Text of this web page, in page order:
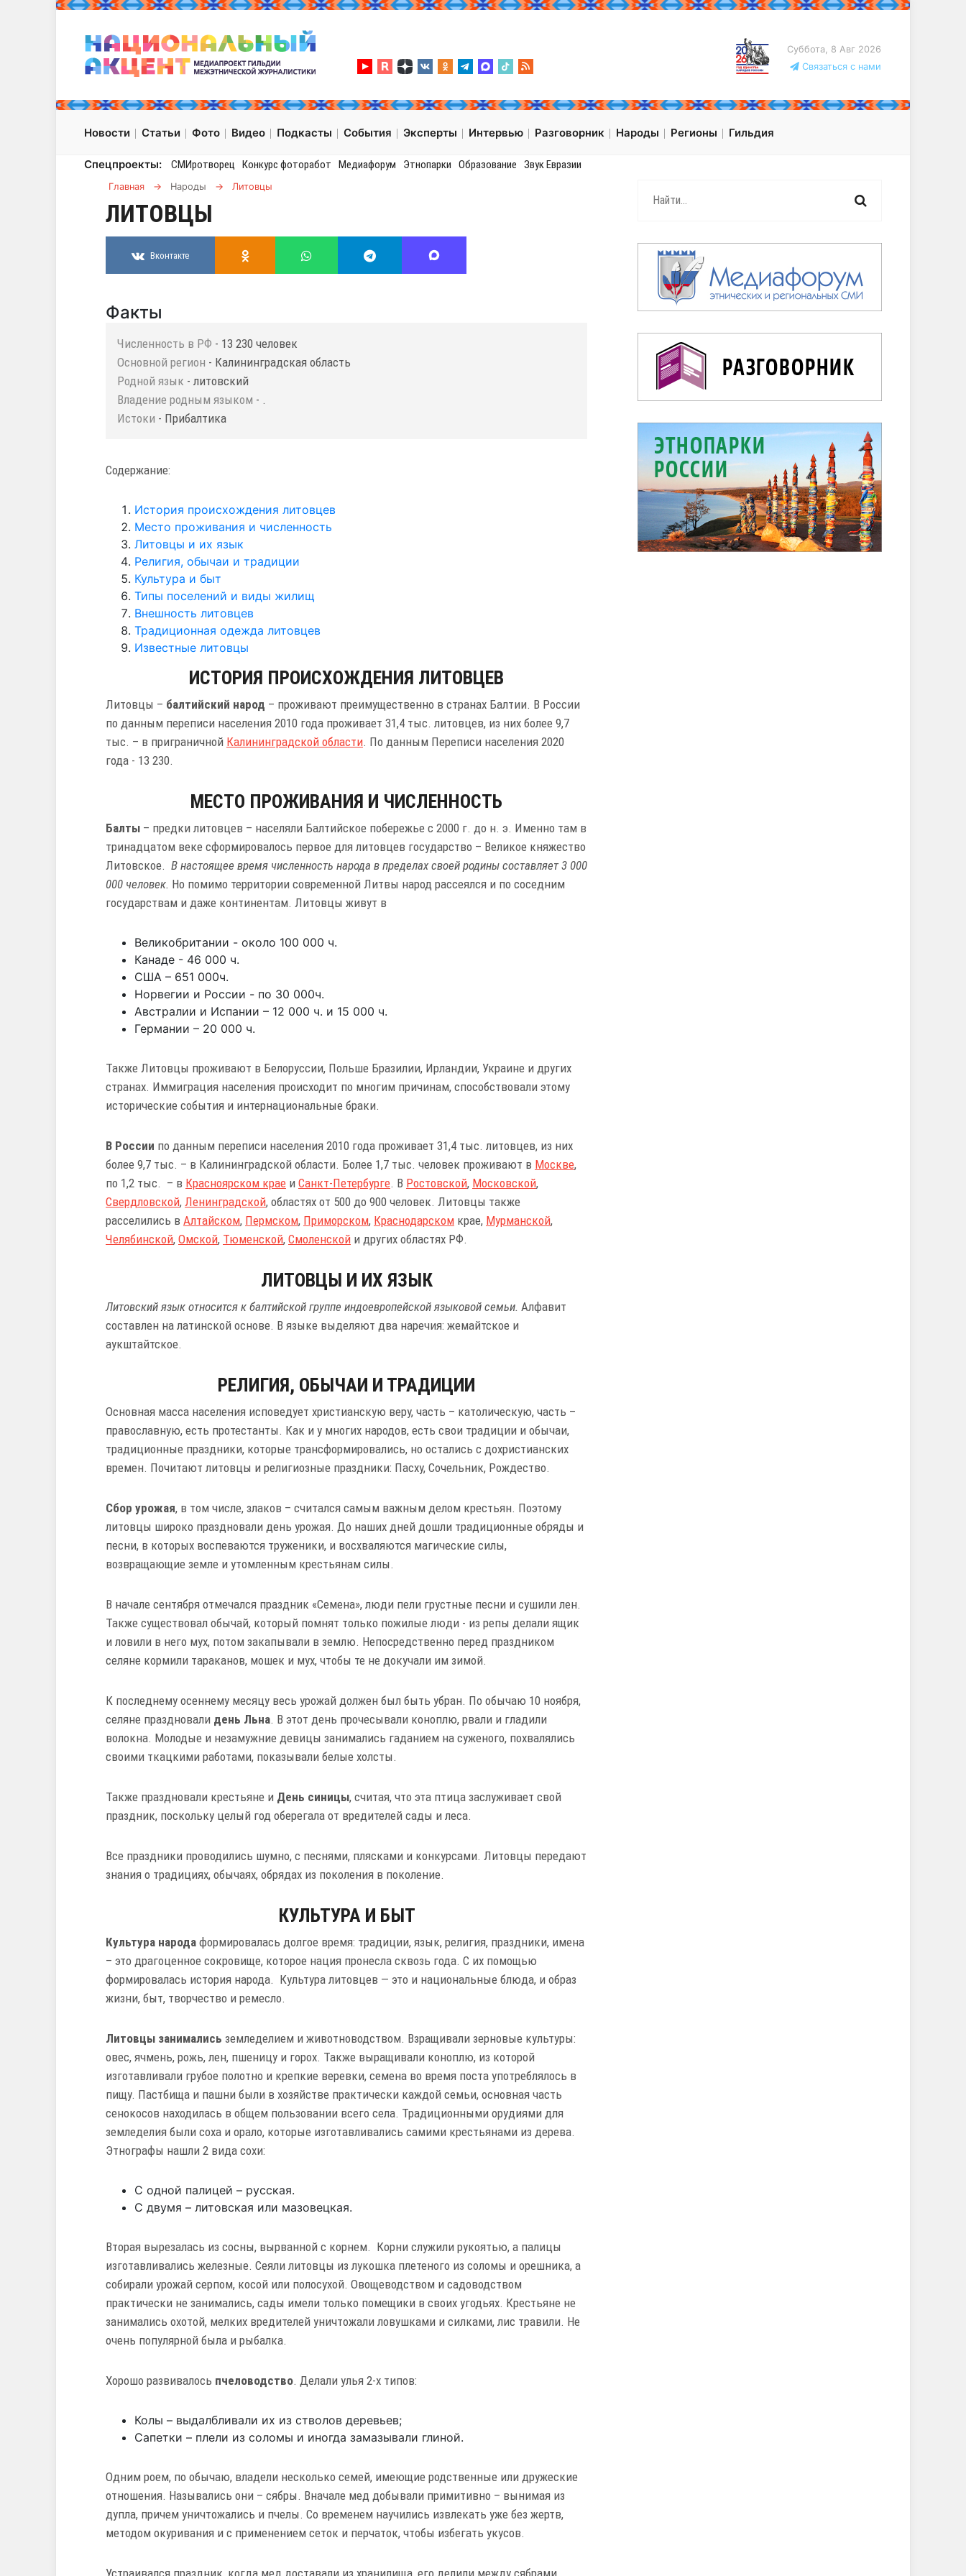
Суббота, 8 Авг 2026
Связаться с нами
Новости Статьи Фото Видео Подкасты События Эксперты Интервью Разговорник Народы Регионы Гильдия
Спецпроекты: СМИротворец Конкурс фоторабот Медиафорум Этнопарки Образование Звук Евразии
Главная → Народы → Литовцы
ЛИТОВЦЫ
Вконтакте
Факты
Численность в РФ - 13 230 человек
Основной регион - Калининградская область
Родной язык - литовский
Владение родным языком - .
Истоки - Прибалтика
Содержание:
История происхождения литовцев
Место проживания и численность
Литовцы и их язык
Религия, обычаи и традиции
Культура и быт
Типы поселений и виды жилищ
Внешность литовцев
Традиционная одежда литовцев
Известные литовцы
ИСТОРИЯ ПРОИСХОЖДЕНИЯ ЛИТОВЦЕВ
Литовцы – балтийский народ – проживают преимущественно в странах Балтии. В России
по данным переписи населения 2010 года проживает 31,4 тыс. литовцев, из них более 9,7
тыс. – в приграничной Калининградской области. По данным Переписи населения 2020
года - 13 230.
МЕСТО ПРОЖИВАНИЯ И ЧИСЛЕННОСТЬ
Балты – предки литовцев – населяли Балтийское побережье с 2000 г. до н. э. Именно там в
тринадцатом веке сформировалось первое для литовцев государство – Великое княжество
Литовское. В настоящее время численность народа в пределах своей родины составляет 3 000
000 человек. Но помимо территории современной Литвы народ рассеялся и по соседним
государствам и даже континентам. Литовцы живут в
Великобритании - около 100 000 ч.
Канаде - 46 000 ч.
США – 651 000ч.
Норвегии и России - по 30 000ч.
Австралии и Испании – 12 000 ч. и 15 000 ч.
Германии – 20 000 ч.
Также Литовцы проживают в Белоруссии, Польше Бразилии, Ирландии, Украине и других
странах. Иммиграция населения происходит по многим причинам, способствовали этому
исторические события и интернациональные браки.
В России по данным переписи населения 2010 года проживает 31,4 тыс. литовцев, из них
более 9,7 тыс. – в Калининградской области. Более 1,7 тыс. человек проживают в Москве,
по 1,2 тыс. – в Красноярском крае и Санкт-Петербурге. В Ростовской, Московской,
Свердловской, Ленинградской, областях от 500 до 900 человек. Литовцы также
расселились в Алтайском, Пермском, Приморском, Краснодарском крае, Мурманской,
Челябинской, Омской, Тюменской, Смоленской и других областях РФ.
ЛИТОВЦЫ И ИХ ЯЗЫК
Литовский язык относится к балтийской группе индоевропейской языковой семьи. Алфавит
составлен на латинской основе. В языке выделяют два наречия: жемайтское и
аукштайтское.
РЕЛИГИЯ, ОБЫЧАИ И ТРАДИЦИИ
Основная масса населения исповедует христианскую веру, часть – католическую, часть –
православную, есть протестанты. Как и у многих народов, есть свои традиции и обычаи,
традиционные праздники, которые трансформировались, но остались с дохристианских
времен. Почитают литовцы и религиозные праздники: Пасху, Сочельник, Рождество.
Сбор урожая, в том числе, злаков – считался самым важным делом крестьян. Поэтому
литовцы широко праздновали день урожая. До наших дней дошли традиционные обряды и
песни, в которых воспеваются труженики, и восхваляются магические силы,
возвращающие земле и утомленным крестьянам силы.
В начале сентября отмечался праздник «Семена», люди пели грустные песни и сушили лен.
Также существовал обычай, который помнят только пожилые люди - из репы делали ящик
и ловили в него мух, потом закапывали в землю. Непосредственно перед праздником
селяне кормили тараканов, мошек и мух, чтобы те не докучали им зимой.
К последнему осеннему месяцу весь урожай должен был быть убран. По обычаю 10 ноября,
селяне праздновали день Льна. В этот день прочесывали коноплю, рвали и гладили
волокна. Молодые и незамужние девицы занимались гаданием на суженого, похвалялись
своими ткацкими работами, показывали белые холсты.
Также праздновали крестьяне и День синицы, считая, что эта птица заслуживает свой
праздник, поскольку целый год оберегала от вредителей сады и леса.
Все праздники проводились шумно, с песнями, плясками и конкурсами. Литовцы передают
знания о традициях, обычаях, обрядах из поколения в поколение.
КУЛЬТУРА И БЫТ
Культура народа формировалась долгое время: традиции, язык, религия, праздники, имена
– это драгоценное сокровище, которое нация пронесла сквозь года. С их помощью
формировалась история народа. Культура литовцев — это и национальные блюда, и образ
жизни, быт, творчество и ремесло.
Литовцы занимались земледелием и животноводством. Взращивали зерновые культуры:
овес, ячмень, рожь, лен, пшеницу и горох. Также выращивали коноплю, из которой
изготавливали грубое полотно и крепкие веревки, семена во время поста употреблялось в
пищу. Пастбища и пашни были в хозяйстве практически каждой семьи, основная часть
сенокосов находилась в общем пользовании всего села. Традиционными орудиями для
земледелия были соха и орало, которые изготавливались самими крестьянами из дерева.
Этнографы нашли 2 вида сохи:
С одной палицей – русская.
С двумя – литовская или мазовецкая.
Вторая вырезалась из сосны, вырванной с корнем. Корни служили рукоятью, а палицы
изготавливались железные. Сеяли литовцы из лукошка плетеного из соломы и орешника, а
собирали урожай серпом, косой или полосухой. Овощеводством и садоводством
практически не занимались, сады имели только помещики в своих угодьях. Крестьяне не
занимались охотой, мелких вредителей уничтожали ловушками и силками, лис травили. Не
очень популярной была и рыбалка.
Хорошо развивалось пчеловодство. Делали улья 2-х типов:
Колы – выдалбливали их из стволов деревьев;
Сапетки – плели из соломы и иногда замазывали глиной.
Одним роем, по обычаю, владели несколько семей, имеющие родственные или дружеские
отношения. Назывались они – сябры. Вначале мед добывали примитивно – вынимая из
дупла, причем уничтожались и пчелы. Со временем научились извлекать уже без жертв,
методом окуривания и с применением сеток и перчаток, чтобы избегать укусов.